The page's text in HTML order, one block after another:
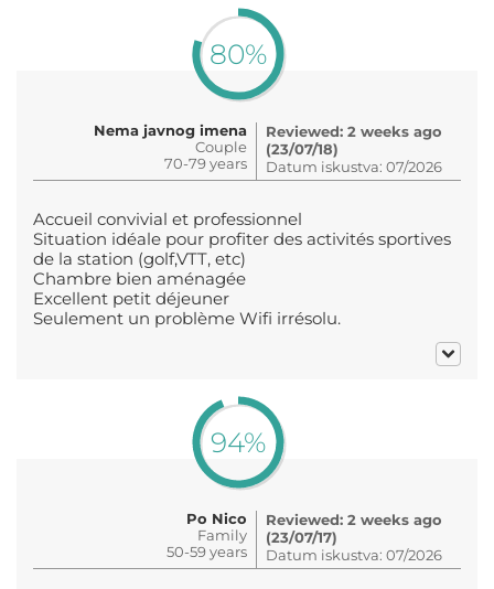
80%
Nema javnog imena
Couple
70-79 years
Reviewed: 2 weeks ago
(23/07/18)
Datum iskustva: 07/2026
Accueil convivial et professionnel
Situation idéale pour profiter des activités sportives
de la station (golf,VTT, etc)
Chambre bien aménagée
Excellent petit déjeuner
Seulement un problème Wifi irrésolu.
94%
Po Nico
Family
50-59 years
Reviewed: 2 weeks ago
(23/07/17)
Datum iskustva: 07/2026